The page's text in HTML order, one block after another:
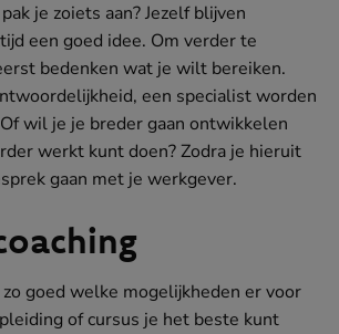
je zoiets aan? Jezelf blijven
een goed idee. Om verder te
bedenken wat je wilt bereiken.
een specialist worden
wil je je breder gaan ontwikkelen
werkt kunt doen? Zodra je hieruit
gaan met je werkgever.
goed welke mogelijkheden er voor
of cursus je het beste kunt